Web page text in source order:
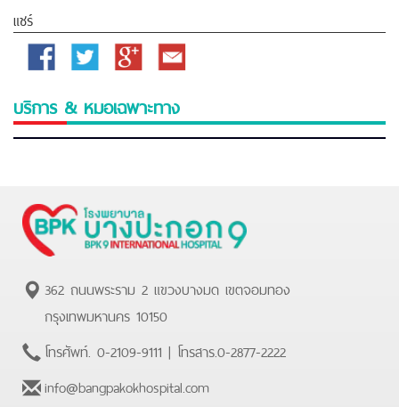
แชร์
Facebook Twitter
Google
Email
บริการ & หมอเฉพาะทาง
362 ถนนพระราม 2 แขวงบางมด เขตจอมทอง
กรุงเทพมหานคร 10150
โทรศัพท์. 0-2109-9111 | โทรสาร.0-2877-2222
info@bangpakokhospital.com